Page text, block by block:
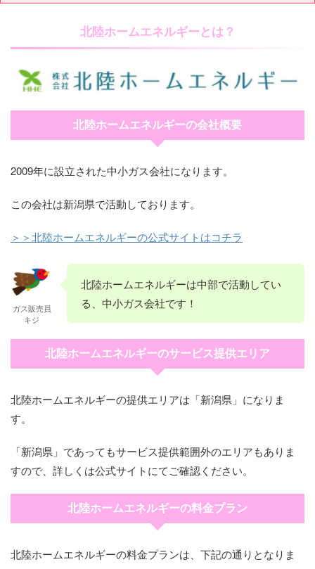
北陸ホームエネルギーとは？
北陸ホームエネルギーの会社概要
2009年に設立された中小ガス会社になります。
この会社は新潟県で活動しております。
＞＞北陸ホームエネルギーの公式サイトはコチラ
ガス販売員
キジ
北陸ホームエネルギーは中部で活動してい
る、中小ガス会社です！
北陸ホームエネルギーのサービス提供エリア
北陸ホームエネルギーの提供エリアは「新潟県」になりま
す。
「新潟県」であってもサービス提供範囲外のエリアもありま
すので、詳しくは公式サイトにてご確認ください。
北陸ホームエネルギーの料金プラン
北陸ホームエネルギーの料金プランは、下記の通りとなりま